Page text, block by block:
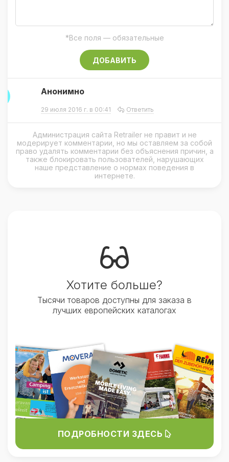
*Все поля — обязательные
ДОБАВИТЬ
Анонимно
29 июля 2016 г. в 00:41 Ответить
Администрация сайта Retrailer не правит и не
модерирует комментарии, но мы оставляем за собой
право удалять комментарии без объяснения причин, а
также блокировать пользователей, нарушающих
наше представление о нормах поведения в
интернете.
Хотите больше?
Тысячи товаров доступны для заказа в
лучших европейских каталогах
ПОДРОБНОСТИ ЗДЕСЬ